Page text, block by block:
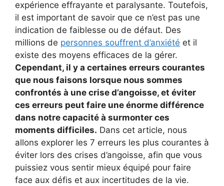
expérience effrayante et paralysante. Toutefois,
il est important de savoir que ce n’est pas une
indication de faiblesse ou de défaut. Des
millions de personnes souffrent d’anxiété et il
existe des moyens efficaces de la gérer.
Cependant, il y a certaines erreurs courantes
que nous faisons lorsque nous sommes
confrontés à une crise d’angoisse, et éviter
ces erreurs peut faire une énorme différence
dans notre capacité à surmonter ces
moments difficiles. Dans cet article, nous
allons explorer les 7 erreurs les plus courantes à
éviter lors des crises d’angoisse, afin que vous
puissiez vous sentir mieux équipé pour faire
face aux défis et aux incertitudes de la vie.